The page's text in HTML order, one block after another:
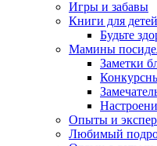
Игры и забавы
Книги для
Будьте
Мамины
Заметки
Опыты и
Любимый